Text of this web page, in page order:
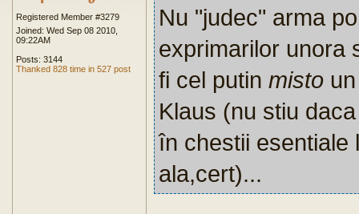
Registered Member #3279
Joined: Wed Sep 08 2010,
09:22AM
Posts: 3144
Thanked 828 time in 527 post
Nu "judec" arma
exprimarilor unora
fi cel putin misto
Klaus (nu stiu
în chestii esentiale
ala,cert)...